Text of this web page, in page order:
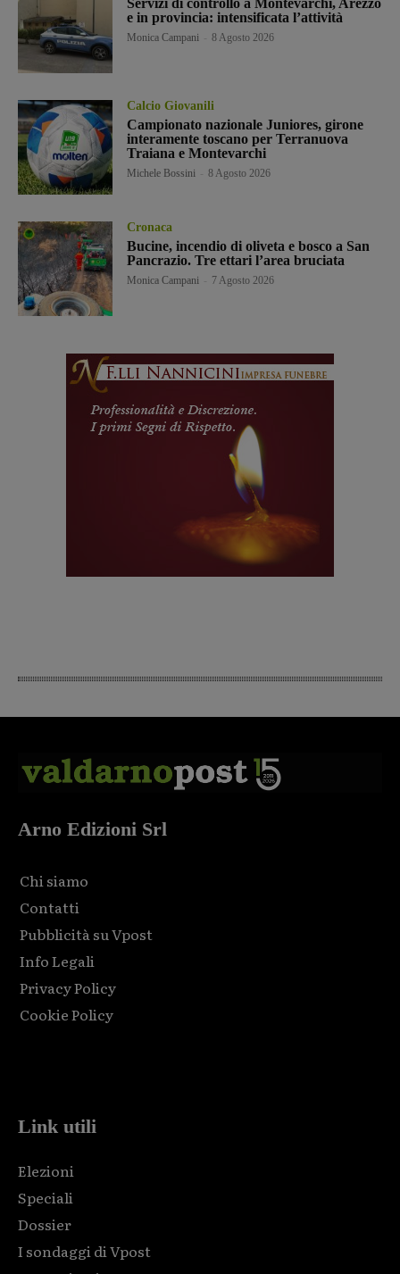
e in provincia: intensificata l’attività
Monica Campani 8 Agosto 2026
Calcio Giovanili
Campionato nazionale Juniores, girone
interamente toscano per Terranuova
Traiana e Montevarchi
Michele Bossini 8 Agosto 2026
Cronaca
Bucine, incendio di oliveta e bosco a San
Pancrazio. Tre ettari l’area bruciata
Monica Campani 7 Agosto 2026
Arno Edizioni Srl
Chi siamo
Contatti
Pubblicità su Vpost
Info Legali
Privacy Policy
Cookie Policy
Link utili
Elezioni
Speciali
Dossier
I sondaggi di Vpost